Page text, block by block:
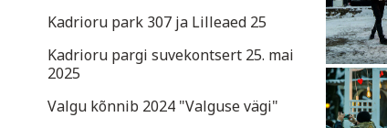
Kadrioru park 307 ja Lilleaed 25
Kadrioru pargi suvekontsert 25. mai
2025
Valgu kõnnib 2024 "Valguse vägi"